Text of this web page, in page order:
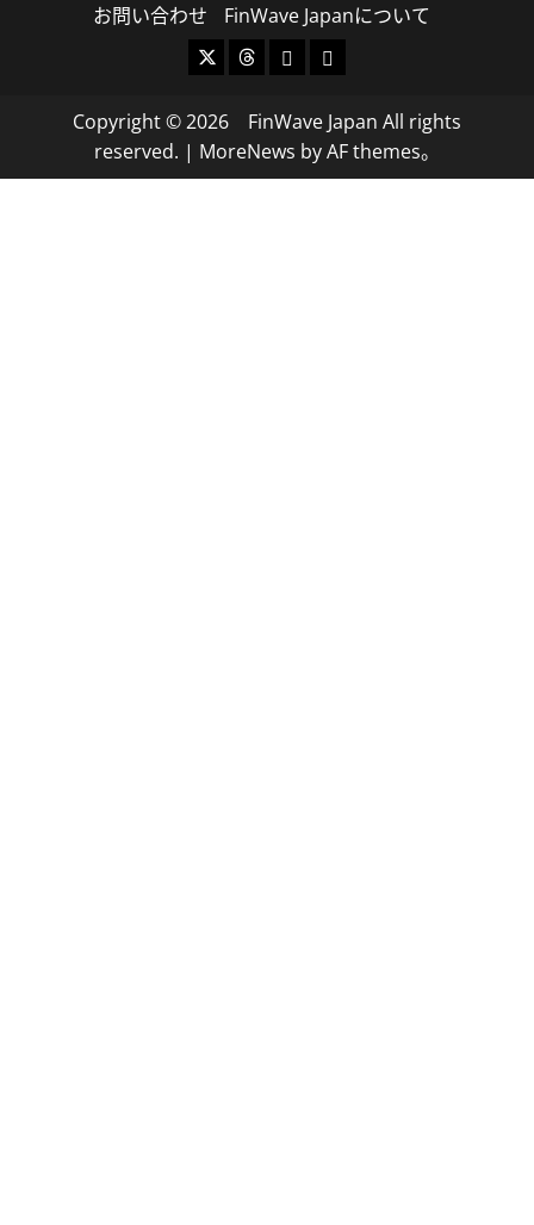
お問い合わせ
FinWave Japanについて
X ThreadsBlueskyMastodon
Copyright © 2026 FinWave Japan All rights
reserved. | MoreNews by AF themes。